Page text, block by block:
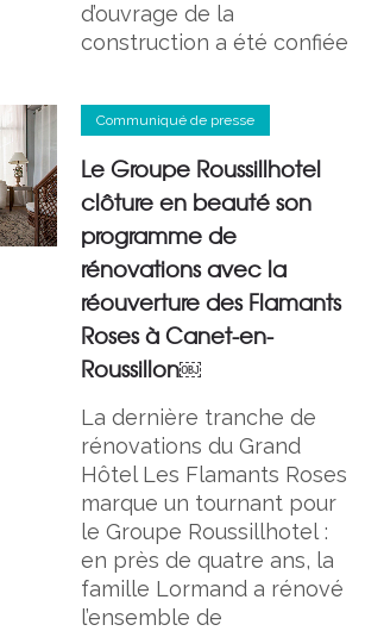
d’ouvrage de la
construction a été confiée
Communiqué de presse
Le Groupe Roussillhotel
clôture en beauté son
programme de
rénovations avec la
réouverture des Flamants
Roses à Canet-en-
Roussillon￼
La dernière tranche de
rénovations du Grand
Hôtel Les Flamants Roses
marque un tournant pour
le Groupe Roussillhotel :
en près de quatre ans, la
famille Lormand a rénové
l’ensemble de